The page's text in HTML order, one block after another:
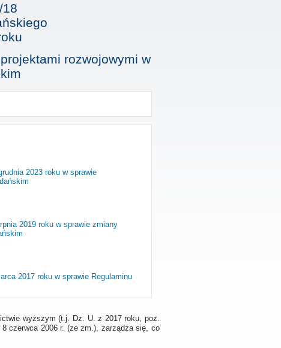
rozwojowymi w
2023 roku w sprawie
2019 roku w sprawie zmiany
2017 roku w sprawie Regulaminu
wyższym (t.j. Dz. U. z 2017 roku, poz.
czerwca 2006 r. (ze zm.), zarządza się, co